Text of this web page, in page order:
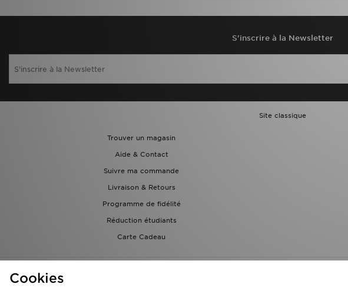
S'inscrire à la Newsletter
Site classique
Trouver un magasin
Aide & Contact
Suivre ma commande
Livraison & Retours
Programme de fidélité
Réduction étudiants
Carte Cadeau
Cookies